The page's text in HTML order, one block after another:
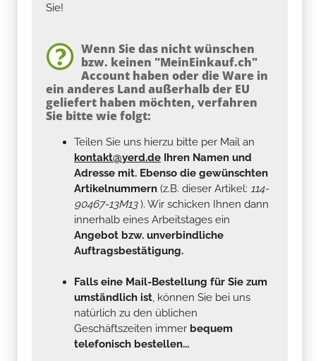
Sie!
Wenn Sie das nicht wünschen
bzw. keinen "MeinEinkauf.ch"
Account haben oder die Ware in
ein anderes Land außerhalb der EU
geliefert haben möchten, verfahren
Sie bitte wie folgt:
Teilen Sie uns hierzu bitte per Mail an
kontakt@yerd.de Ihren Namen und
Adresse mit. Ebenso die gewünschten
Artikelnummern (z.B. dieser Artikel: 114-
90467-13M13). Wir schicken Ihnen dann
innerhalb eines Arbeitstages ein
Angebot bzw. unverbindliche
Auftragsbestätigung.
Falls eine Mail-Bestellung für Sie zum
umständlich ist, können Sie bei uns
natürlich zu den üblichen
Geschäftszeiten immer bequem
telefonisch bestellen...